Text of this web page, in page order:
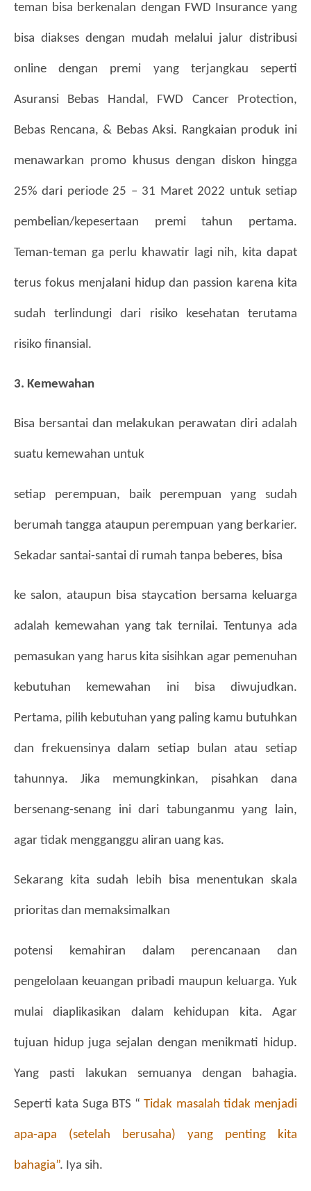
teman bisa berkenalan dengan FWD Insurance yang
bisa diakses dengan mudah melalui jalur distribusi
online dengan premi yang terjangkau seperti
Asuransi Bebas Handal, FWD Cancer Protection,
Bebas Rencana, & Bebas Aksi. Rangkaian produk ini
menawarkan promo khusus dengan diskon hingga
25% dari periode 25 – 31 Maret 2022 untuk setiap
pembelian/kepesertaan premi tahun pertama.
Teman-teman ga perlu khawatir lagi nih, kita dapat
terus fokus menjalani hidup dan passion karena kita
sudah terlindungi dari risiko kesehatan terutama
risiko finansial.
3. Kemewahan
Bisa bersantai dan melakukan perawatan diri adalah
suatu kemewahan untuk
setiap perempuan, baik perempuan yang sudah
berumah tangga ataupun perempuan yang berkarier.
Sekadar santai-santai di rumah tanpa beberes, bisa
ke salon, ataupun bisa staycation bersama keluarga
adalah kemewahan yang tak ternilai. Tentunya ada
pemasukan yang harus kita sisihkan agar pemenuhan
kebutuhan kemewahan ini bisa diwujudkan.
Pertama, pilih kebutuhan yang paling kamu butuhkan
dan frekuensinya dalam setiap bulan atau setiap
tahunnya. Jika memungkinkan, pisahkan dana
bersenang-senang ini dari tabunganmu yang lain,
agar tidak mengganggu aliran uang kas.
Sekarang kita sudah lebih bisa menentukan skala
prioritas dan memaksimalkan
potensi kemahiran dalam perencanaan dan
pengelolaan keuangan pribadi maupun keluarga. Yuk
mulai diaplikasikan dalam kehidupan kita. Agar
tujuan hidup juga sejalan dengan menikmati hidup.
Yang pasti lakukan semuanya dengan bahagia.
Seperti kata Suga BTS “ Tidak masalah tidak menjadi
apa-apa (setelah berusaha) yang penting kita
bahagia”. Iya sih.